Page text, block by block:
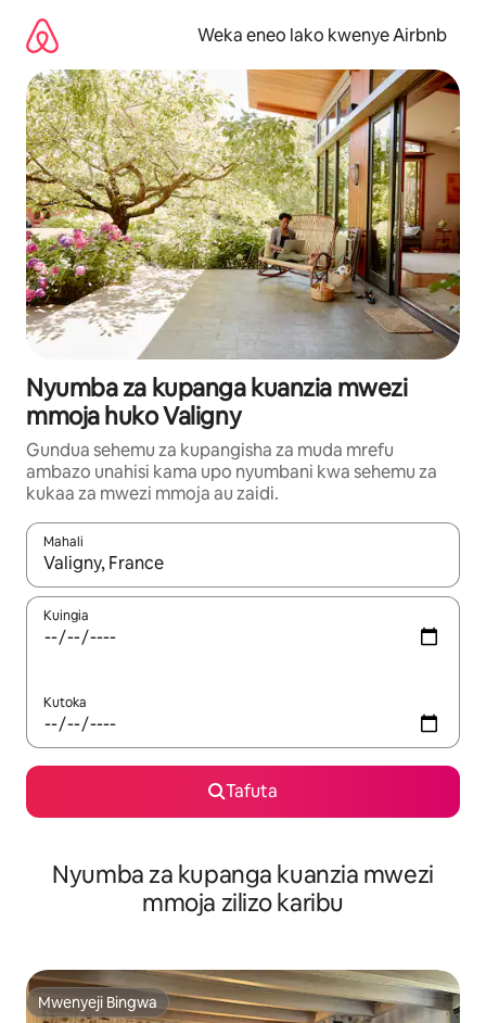
kwenda
kwenye
maudhui
Weka eneo lako kwenye Airbnb
Nyumba za kupanga kuanzia mwezi
mmoja huko Valigny
Gundua sehemu za kupangisha za muda mrefu
ambazo unahisi kama upo nyumbani kwa sehemu za
kukaa za mwezi mmoja au zaidi.
Mahali
Wakati matokeo yanapatikana, vinjari kwa kutumia vitufe vya
Kuingia
Kutoka
Tafuta
Nyumba za kupanga kuanzia mwezi
mmoja zilizo karibu
Mwenyeji Bingwa
Mwenyeji Bingwa